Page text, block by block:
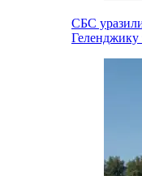
СБС
Геленджику